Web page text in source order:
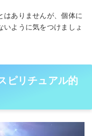
はありませんが、個体に
いように気をつけましょ
ピリチュアル的